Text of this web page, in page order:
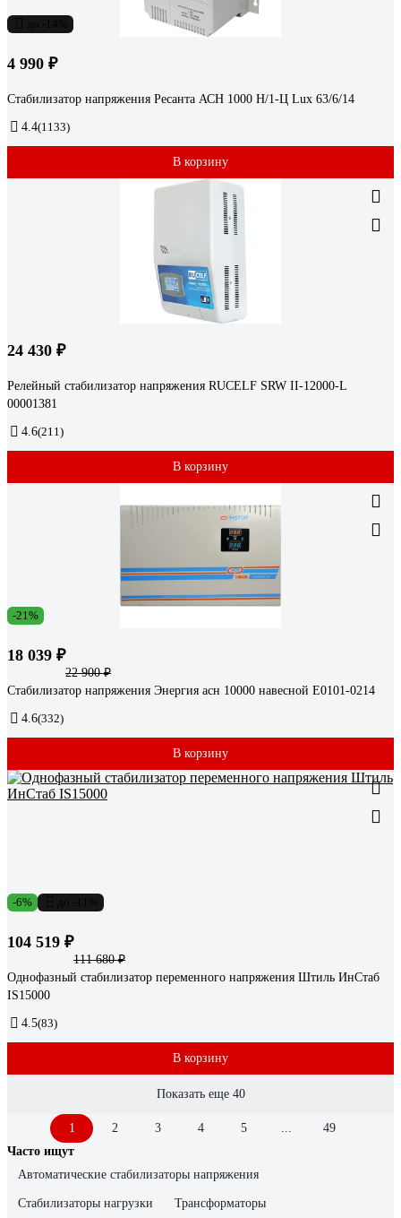
4 990 ₽
Стабилизатор напряжения Ресанта АСН 1000 Н/1-Ц Lux 63/6/14
4.4(1133)
В корзину
24 430 ₽
Релейный стабилизатор напряжения RUCELF SRW II-12000-L
00001381
4.6(211)
В корзину
-21%
18 039 ₽
22 900 ₽
Стабилизатор напряжения Энергия асн 10000 навесной Е0101-0214
4.6(332)
В корзину
-6%
104 519 ₽
111 680 ₽
Однофазный стабилизатор переменного напряжения Штиль ИнСтаб
IS15000
4.5(83)
В корзину
Показать еще 40
1 2 3 4 5 ...
49
Часто ищут
Автоматические стабилизаторы напряжения
Стабилизаторы нагрузки Трансформаторы